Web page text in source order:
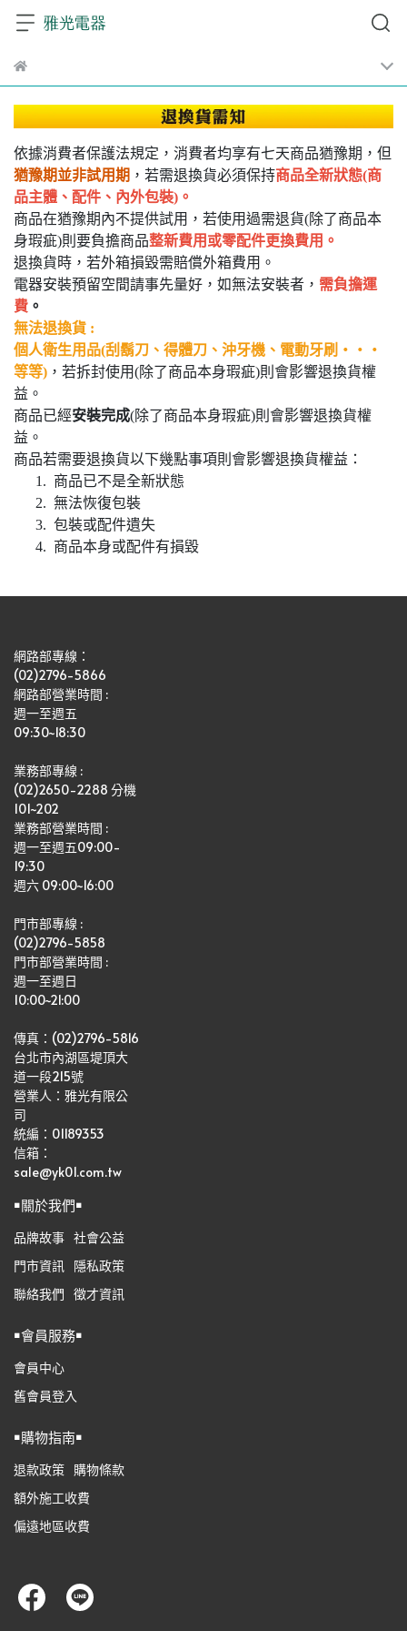
依據消費者保護法規定，消費者均享有七天商品猶豫期，但
猶豫期並非試用期 ，若需退換貨必須保持商品全新狀態(商
品主體、配件、內外包裝)。
商品在猶豫期內不提供試用，若使用過需退貨(除了商品本
身瑕疵)則要負擔商品整新費用或零配件更換費用。
退換貨時，若外箱損毀需賠償外箱費用。
電器安裝預留空間請事先量好，如無法安裝者， 需負擔運
費 。
無法退換貨 :
個人衛生用品(刮鬍刀、得體刀、沖牙機、電動牙刷‧‧‧
等等) ，若拆封使用(除了商品本身瑕疵)則會影響退換貨權
益。
商品已經安裝完成(除了商品本身瑕疵)則會影響退換貨權
益。
商品若需要退換貨以下幾點事項則會影響退換貨權益：
商品已不是全新狀態
無法恢復包裝
包裝或配件遺失
商品本身或配件有損毀
網路部專線：
(02)2796-5866
網路部營業時間 :
週一至週五
09:30~18:30
業務部專線 :
(02)2650-2288 分機
101~202
業務部營業時間 :
週一至週五09:00-
19:30
週六 09:00~16:00
門市部專線 :
(02)2796-5858
門市部營業時間 :
週一至週日
10:00~21:00
傳真：(02)2796-5816
台北市內湖區堤頂大
道一段215號
營業人：雅光有限公
司
統編：01189353
信箱：
sale@yk01.com.tw
￭關於我們￭
品牌故事 社會公益
門市資訊 隱私政策
聯絡我們 徵才資訊
￭會員服務￭
會員中心
舊會員登入
￭購物指南￭
退款政策 購物條款
額外施工收費
偏遠地區收費